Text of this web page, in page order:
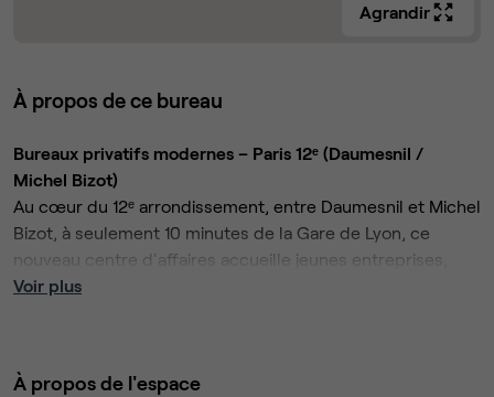
Agrandir
À propos de ce bureau
Bureaux privatifs modernes – Paris 12ᵉ (Daumesnil /
Michel Bizot)
Au cœur du 12ᵉ arrondissement, entre Daumesnil et Michel
Bizot, à seulement 10 minutes de la Gare de Lyon, ce
nouveau centre d'affaires accueille jeunes entreprises,
startups et indépendants dans un cadre alliant confort,
Voir plus
À propos de l'espace